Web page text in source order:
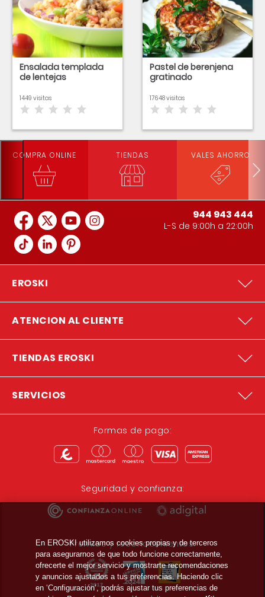
Ensalada templada
de lentejas
1449 visitas
Pastel de berenjena
gratinado
17648 visitas
COMPRA ONLINE TIENDAS VALES AHORRO
944 943 444
L-S de 9:00h a 22:00h
EROSKI
ATENCION AL CLIENTE
TIENDAS EROSKI
SERVICIOS
Formas de pago:
Seguridad y confianza:
Premios y reconocimientos:
En EROSKI utilizamos cookies propias y de terceros
para asegurarnos de que todo funcione correctamente,
ofrecerte el mejor servicio y mostrarte recomendaciones
y anuncios ajustados a tus preferencias. Haciendo clic
en ‘Configuración’, podrás ajustar tus preferencias de